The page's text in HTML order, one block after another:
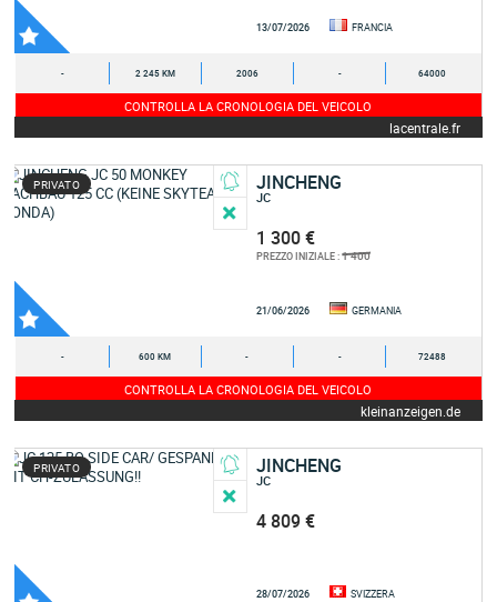
13/07/2026 FRANCIA
- 2 245 KM 2006 - 64000
CONTROLLA LA CRONOLOGIA DEL VEICOLO
lacentrale.fr
PRIVATO JINCHENG
JC
1 300 €
PREZZO INIZIALE :1 400
21/06/2026 GERMANIA
- 600 KM - - 72488
CONTROLLA LA CRONOLOGIA DEL VEICOLO
kleinanzeigen.de
PRIVATO JINCHENG
JC
4 809 €
28/07/2026 SVIZZERA